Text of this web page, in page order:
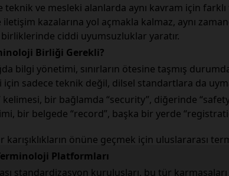
ve mesleki alanlarda aynı kavram için farklı
kazalarına yol açmakla kalmaz, aynı
birliklerinde ciddi uyumsuzluklar yaratır.
Birliği Gerekli?
bilgi yönetimi, sınırların ötesine taşmış
sadece teknik değil, dilsel standartlara da
kelimesi, bir bağlamda “security”, diğerinde
bir belgede “record”, başka bir yerde
önüne geçmek için uluslararası
Platformları
standardizasyon kuruluşları, bu tür